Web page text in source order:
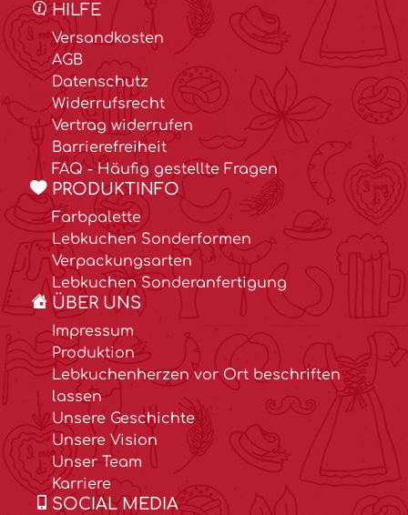
HILFE
Versandkosten
AGB
Datenschutz
Widerrufsrecht
Vertrag widerrufen
Barrierefreiheit
FAQ - Häufig gestellte Fragen
PRODUKTINFO
Farbpalette
Lebkuchen Sonderformen
Verpackungsarten
Lebkuchen Sonderanfertigung
ÜBER UNS
Impressum
Produktion
Lebkuchenherzen vor Ort beschriften
lassen
Unsere Geschichte
Unsere Vision
Unser Team
Karriere
SOCIAL MEDIA